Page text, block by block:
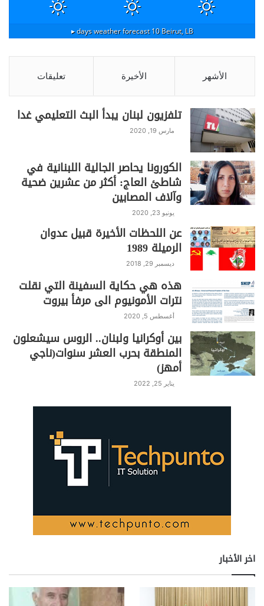
Beirut, LB
10 days weather forecast ▸
الأشهر الأخيرة تعليقات
تلفزيون لبنان يبدأ البث التعليمي غدا
مارس 19, 2020
الكورونا يحاصر الجالية اللبنانية في
شاطئ العاج: أكثر من عشرين ضحية
وآلاف المصابين
يونيو 23, 2020
عن اللحظات الأخيرة قبيل عدوان
الرميلة 1989
ديسمبر 29, 2018
هذه هي حكاية السفينة التي نقلت
نترات الأمونيوم الى مرفأ بيروت
أغسطس 5, 2020
بين أوكرانيا ولبنان.. الروس سيشعلون
المنطقة بحرب العشر سنوات(ناجي
أمهز)
يناير 25, 2022
اخر الأخبار